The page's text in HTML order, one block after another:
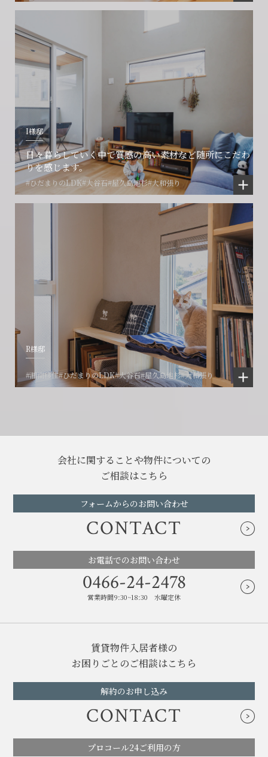
I様邸
日々暮らしていく中で質感の高い素材など随所にこだわ
りを感じます。
#ひだまりのLDK#大谷石#屋久島地杉#大和張り
R様邸
#湘南移住#ひだまりのLDK#大谷石#屋久島地杉#大和張り
会社に関することや物件についての
ご相談はこちら
フォームからのお問い合わせ
CONTACT
お電話でのお問い合わせ
0466-24-2478
営業時間9:30~18:30 水曜定休
賃貸物件入居者様の
お困りごとのご相談はこちら
解約のお申し込み
CONTACT
プロコール24ご利用の方